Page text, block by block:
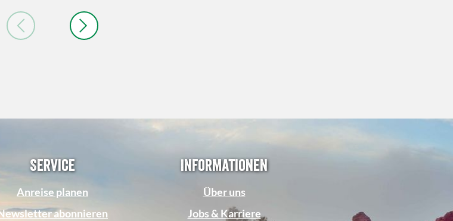
Service
Anreise planen
abonnieren
Informationen
Über uns
Jobs & Karriere